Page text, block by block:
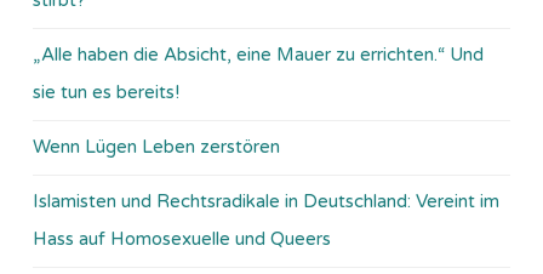
„Alle haben die Absicht, eine Mauer zu errichten.“ Und
sie tun es bereits!
Wenn Lügen Leben zerstören
Islamisten und Rechtsradikale in Deutschland: Vereint im
Hass auf Homosexuelle und Queers